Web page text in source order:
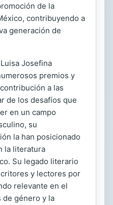
de la
contribuyendo a
generación de
Josefina
premios y
a las
de los desafíos que
en un campo
su
la han posicionado
la literatura
Su legado literario
y lectores por
relevante en el
de género y la